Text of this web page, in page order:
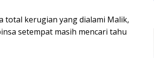
total kerugian yang dialami Malik,
setempat masih mencari tahu